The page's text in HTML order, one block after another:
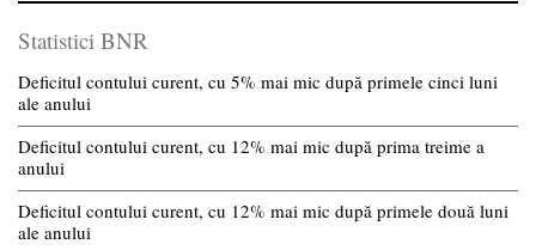
Statistici BNR
Deficitul contului curent, cu 5% mai mic după primele cinci luni
ale anului
Deficitul contului curent, cu 12% mai mic după prima treime a
anului
Deficitul contului curent, cu 12% mai mic după primele două luni
ale anului